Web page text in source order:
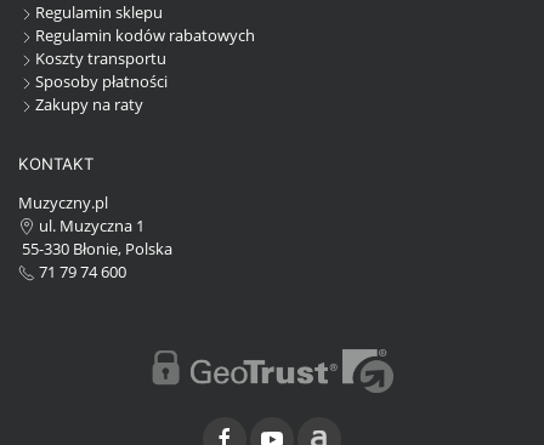
Regulamin sklepu
Regulamin kodów rabatowych
Koszty transportu
Sposoby płatności
Zakupy na raty
KONTAKT
Muzyczny.pl
ul. Muzyczna 1
55-330 Błonie, Polska
71 79 74 600